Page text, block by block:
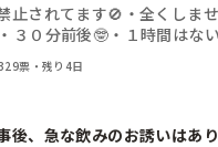
止されてます🚫 ・ 全くしま
・ ３０分前後🤓 ・ １時間はな
票・残り4日
後、急な飲みのお誘いはあ